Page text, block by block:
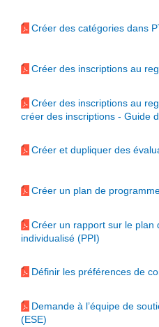
Créer des catégories dans
Créer des inscriptions au
Créer des inscriptions au
créer des inscriptions - Guide
Créer et dupliquer des
Créer un plan de
Créer un rapport sur le plan
individualisé (PPI)
Définir les préférences de
Demande à l’équipe de
(ESE)